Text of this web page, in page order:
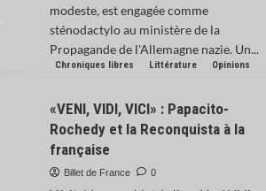
modeste, est engagée comme
sténodactylo au ministère de la
Propagande de l'Allemagne nazie. Un...
Chroniques libres Littérature Opinions
«VENI, VIDI, VICI» : Papacito-
Rochedy et la Reconquista à la
française
Billet de France 0